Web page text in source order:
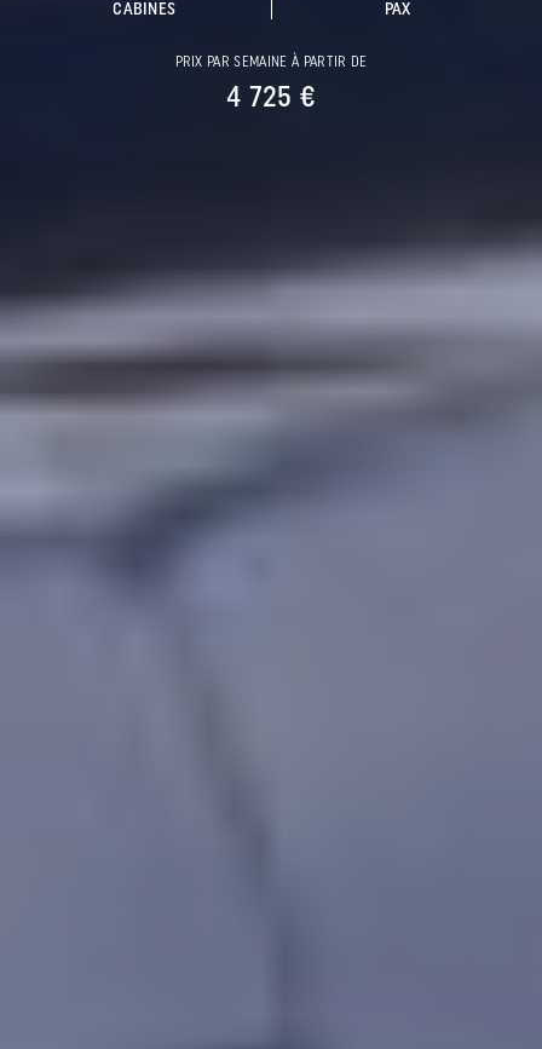
CABINES PAX
PRIX PAR SEMAINE À PARTIR DE
4 725 €